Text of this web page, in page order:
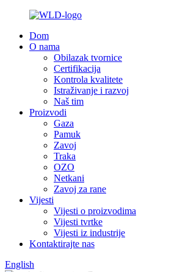
Dom
O nama
Obilazak tvornice
Certifikacija
Kontrola kvalitete
Istraživanje i razvoj
Naš tim
Proizvodi
Gaza
Pamuk
Zavoj
Traka
OZO
Netkani
Zavoj za rane
Vijesti
Vijesti o proizvodima
Vijesti tvrtke
Vijesti iz industrije
Kontaktirajte nas
English